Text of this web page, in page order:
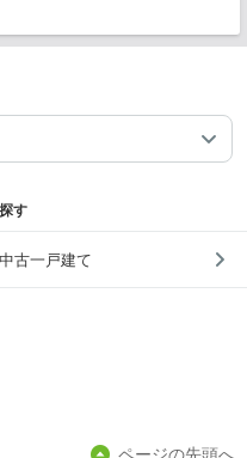
す
中古一戸建て